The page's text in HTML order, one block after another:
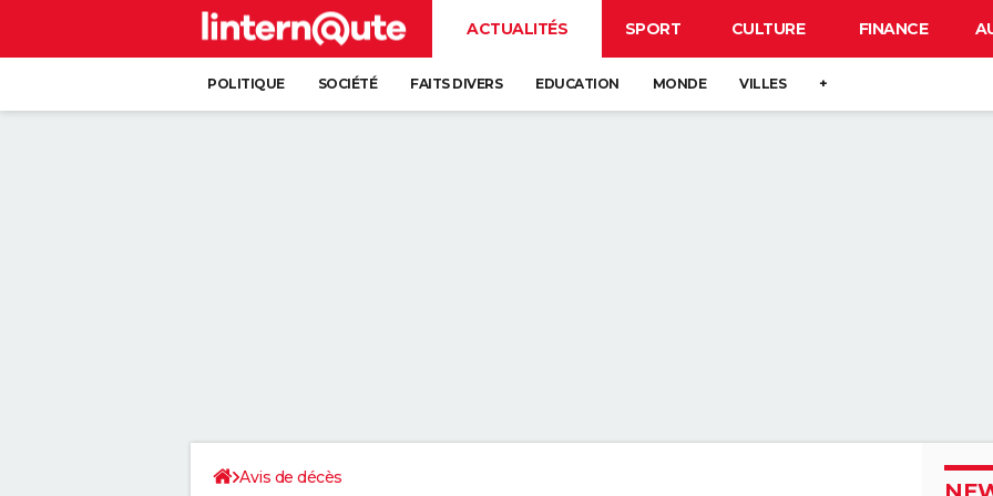
ACTUALITÉS SPORT CULTURE FINANCE
POLITIQUE SOCIÉTÉ FAITS DIVERS EDUCATION MONDE VILLES +
Avis de décès